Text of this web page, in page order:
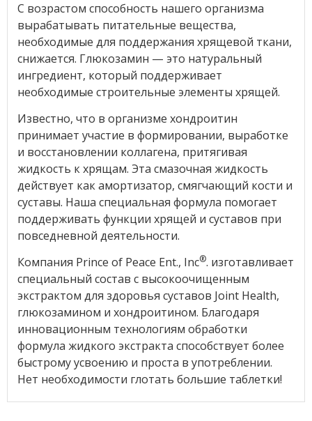
С возрастом способность нашего организма
вырабатывать питательные вещества,
необходимые для поддержания хрящевой ткани,
снижается. Глюкозамин — это натуральный
ингредиент, который поддерживает
необходимые строительные элементы хрящей.
Известно, что в организме хондроитин
принимает участие в формировании, выработке
и восстановлении коллагена, притягивая
жидкость к хрящам. Эта смазочная жидкость
действует как амортизатор, смягчающий кости и
суставы. Наша специальная формула помогает
поддерживать функции хрящей и суставов при
повседневной деятельности.
Компания Prince of Peace Ent., Inc®. изготавливает
специальный состав с высокоочищенным
экстрактом для здоровья суставов Joint Health,
глюкозамином и хондроитином. Благодаря
инновационным технологиям обработки
формула жидкого экстракта способствует более
быстрому усвоению и проста в употреблении.
Нет необходимости глотать большие таблетки!